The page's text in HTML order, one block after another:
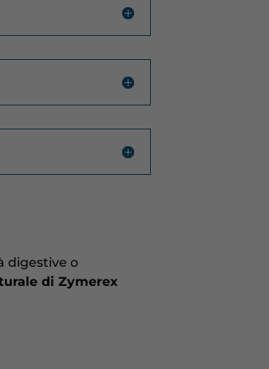
digestive o
di Zymerex